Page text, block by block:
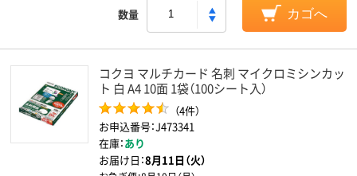
数量 カゴへ
コクヨ マルチカード 名刺 マイクロミシンカッ
ト 白 A4 10面 1袋（100シート入）
（4件）
お申込番号：J473341
在庫：あり
お届け日：8月11日（火）